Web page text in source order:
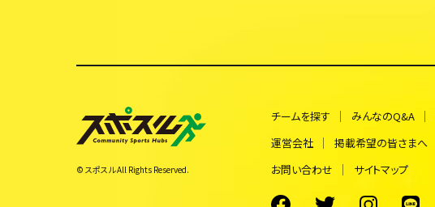
© スポスル All Rights Reserved.
チームを探す みんなのQ&A
運営会社
掲載希望の皆さまへ
お問い合わせ
サイトマップ